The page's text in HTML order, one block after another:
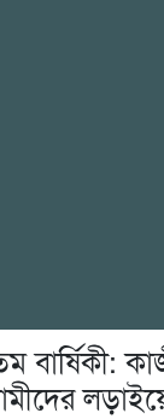
বার্ষিকী: